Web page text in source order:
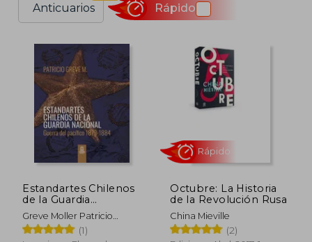
Anticuarios Rápido
Estandartes Chilenos
de la Guardia
Nacional. Guerra del
Pacífico 1879-1884.
FULL COLOR.
Greve Moller Patricio
Roberto
(1)
Octubre: La Historia
de la Revolución Rusa
China Mieville
(2)
Rápido